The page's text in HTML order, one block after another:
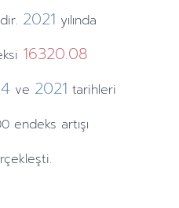
2021 yılında
16320.08
ve 2021 tarihleri
endeks artışı